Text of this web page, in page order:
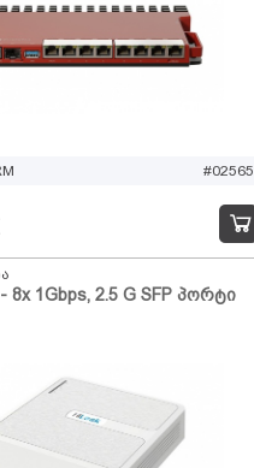
#02565
1Gbps, 2.5 G SFP პორტი